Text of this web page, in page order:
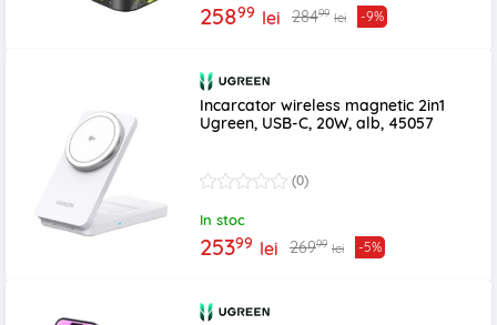
25899 lei 28499 lei -9%
Incarcator wireless magnetic 2in1
Ugreen, USB-C, 20W, alb, 45057
(0)
In stoc
25399 lei 26999 lei -5%